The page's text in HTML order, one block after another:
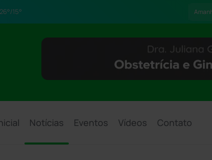
26°/15°
Notícias Eventos Vídeos Contato